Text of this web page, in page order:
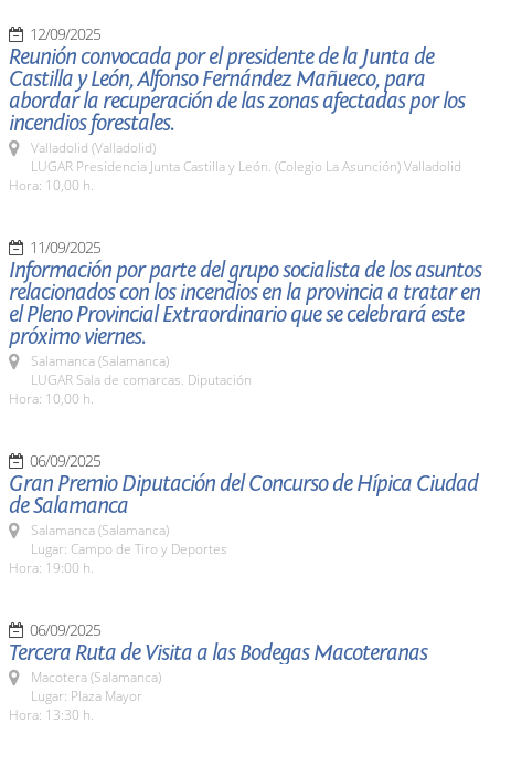
12/09/2025
Reunión convocada por el presidente de la Junta de
Castilla y León, Alfonso Fernández Mañueco, para
abordar la recuperación de las zonas afectadas por los
incendios forestales.
Valladolid (Valladolid)
LUGAR Presidencia Junta Castilla y León. (Colegio La Asunción) Valladolid
Hora: 10,00 h.
11/09/2025
Información por parte del grupo socialista de los asuntos
relacionados con los incendios en la provincia a tratar en
el Pleno Provincial Extraordinario que se celebrará este
próximo viernes.
Salamanca (Salamanca)
LUGAR Sala de comarcas. Diputación
Hora: 10,00 h.
06/09/2025
Gran Premio Diputación del Concurso de Hípica Ciudad
de Salamanca
Salamanca (Salamanca)
Lugar: Campo de Tiro y Deportes
Hora: 19:00 h.
06/09/2025
Tercera Ruta de Visita a las Bodegas Macoteranas
Macotera (Salamanca)
Lugar: Plaza Mayor
Hora: 13:30 h.